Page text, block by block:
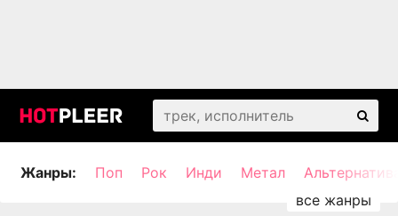
Жанры: Поп Рок Инди Метал